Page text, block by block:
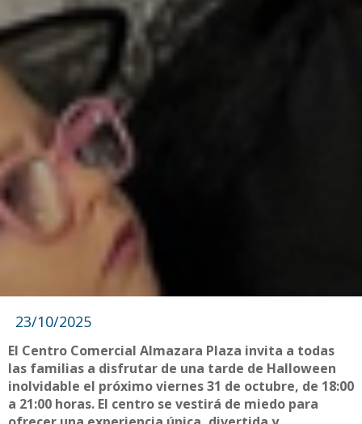
23/10/2025
El Centro Comercial Almazara Plaza invita a todas
las familias a disfrutar de una tarde de Halloween
inolvidable el próximo viernes 31 de octubre, de 18:00
a 21:00 horas. El centro se vestirá de miedo para